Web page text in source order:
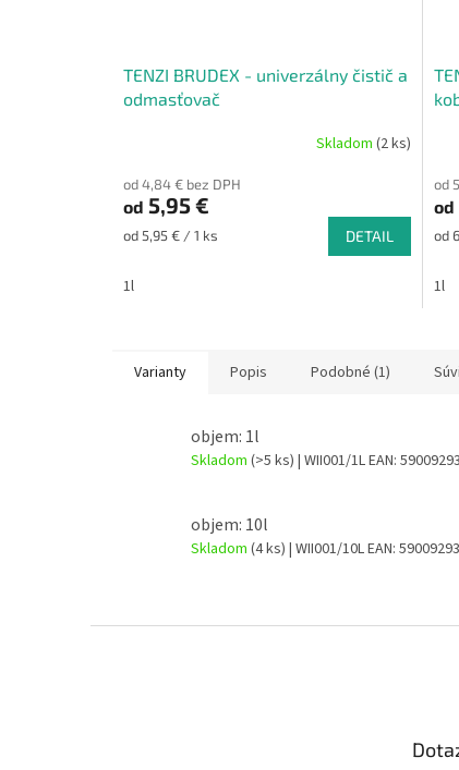
TENZI BRUDEX - univerzálny čistič a
odmasťovač
produktu
je
5,0
hviezdičiek.
Skladom (2 ks)
od 4,84 € bez DPH
od 5,95 €
Jednotková
od 5,95 € / 1 ks DETAIL
1l
je
5,0
od
od
od
1l
Varianty Popis Podobné (1)
objem: 1l
Skladom (>5 ks) | WII001/1LEAN:
objem: 10l
Skladom (4 ks) | WII001/10LEAN: